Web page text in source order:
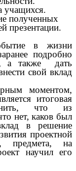
учащихся.
полученных
презентации.
в жизни
подробно
а также дать
свой вклад
моментом,
итоговая
что из
нет, каков был
в решение
проектной
предмета, на
научил его